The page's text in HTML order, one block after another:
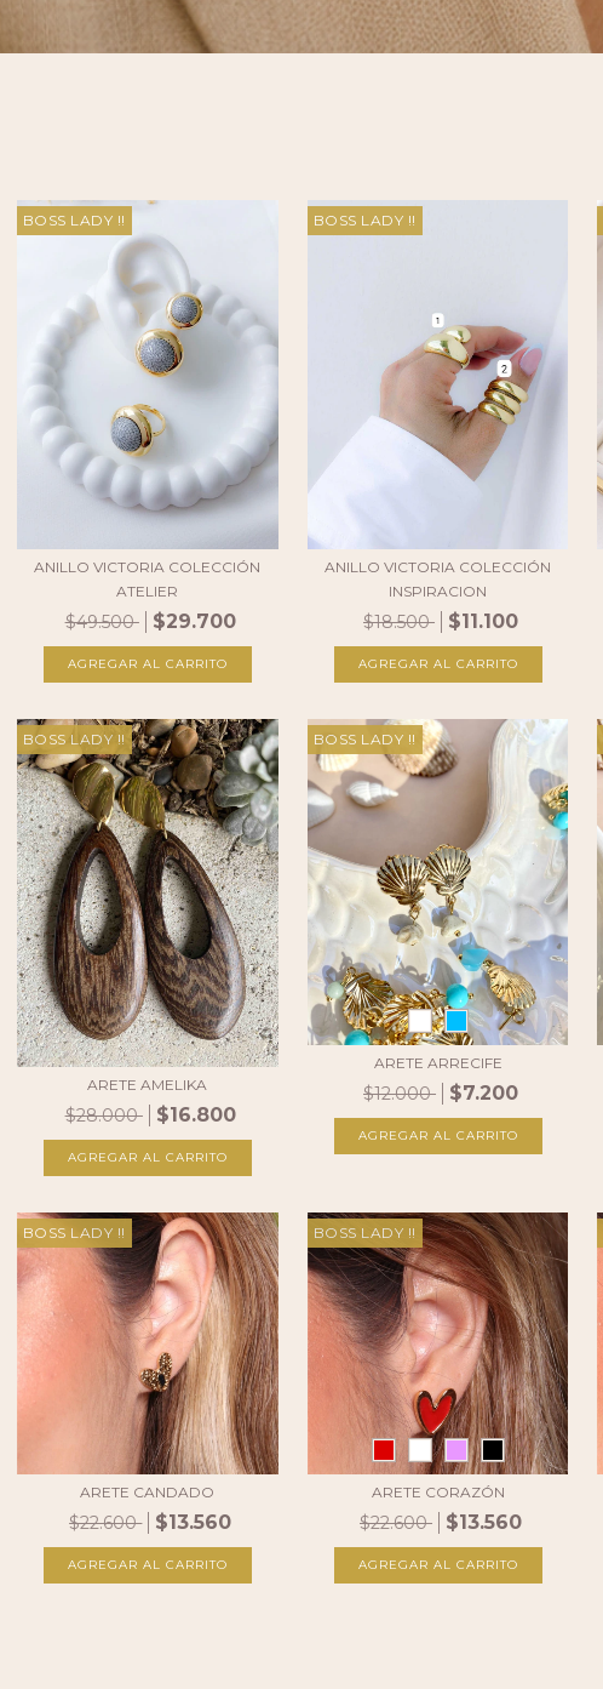
BOSS LADY !!
ANILLO VICTORIA COLECCIÓN
ATELIER
$49.500 $29.700
AGREGAR AL CARRITO
BOSS LADY !!
ANILLO VICTORIA COLECCIÓN
INSPIRACION
$18.500 $11.100
AGREGAR AL CARRITO
BOSS LADY !!
ARETE AMELIKA
$28.000 $16.800
BOSS LADY !!
ARETE ARRECIFE
$12.000 $7.200
AGREGAR AL CARRITO
BOSS LADY !!
ARETE CANDADO
$22.600 $13.560
BOSS LADY !!
ARETE CORAZÓN
$22.600 $13.560
AGREGAR AL CARRITO